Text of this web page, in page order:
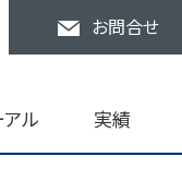
お問合せ
アル 実績